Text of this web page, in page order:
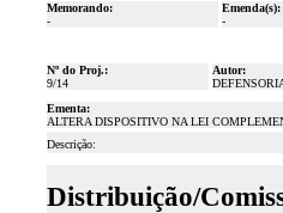
Memorando:
-
Emenda(s):
-
Nº do Proj.:
9/14
Autor:
Ementa:
ALTERA DISPOSITIVO NA LEI
Descrição:
Distribuição/